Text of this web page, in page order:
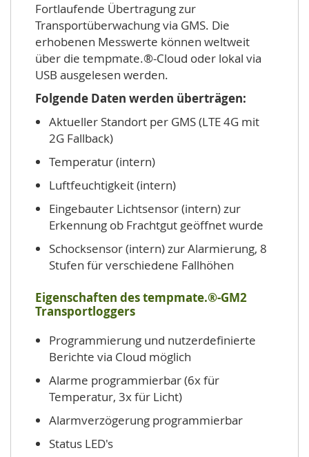
Fortlaufende Übertragung zur
Transportüberwachung via GMS. Die
erhobenen Messwerte können weltweit
über die tempmate.®-Cloud oder lokal via
USB ausgelesen werden.
Folgende Daten werden überträgen:
Aktueller Standort per GMS (LTE 4G mit
2G Fallback)
Temperatur (intern)
Luftfeuchtigkeit (intern)
Eingebauter Lichtsensor (intern) zur
Erkennung ob Frachtgut geöffnet wurde
Schocksensor (intern) zur Alarmierung, 8
Stufen für verschiedene Fallhöhen
Eigenschaften des tempmate.®-GM2
Transportloggers
Programmierung und nutzerdefinierte
Berichte via Cloud möglich
Alarme programmierbar (6x für
Temperatur, 3x für Licht)
Alarmverzögerung programmierbar
Status LED's